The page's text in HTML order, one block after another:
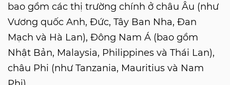
bao gồm các thị trường chính ở châu Âu (như
Vương quốc Anh, Đức, Tây Ban Nha, Đan
Mạch và Hà Lan), Đông Nam Á (bao gồm
Nhật Bản, Malaysia, Philippines và Thái Lan),
châu Phi (như Tanzania, Mauritius và Nam